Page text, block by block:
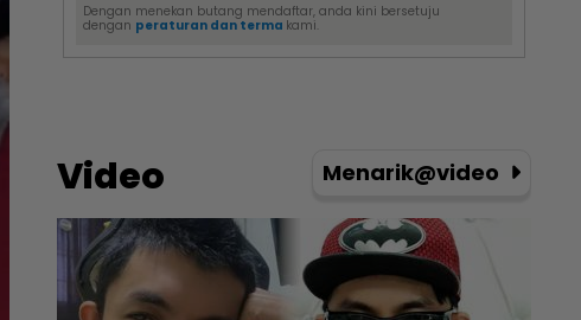
Dengan menekan butang mendaftar, anda kini bersetuju
dengan peraturan dan terma kami.
Video Menarik@video